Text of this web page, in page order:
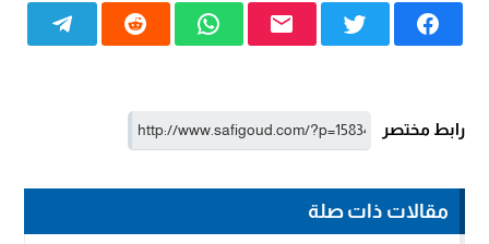
رابط مختصر
مقالات ذات صلة